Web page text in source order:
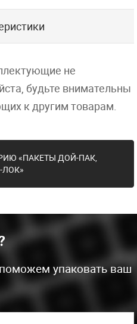
не
будьте внимательны
к другим товарам.
«ПАКЕТЫ ДОЙ-ПАК,
ЛОК»
упаковать ваш